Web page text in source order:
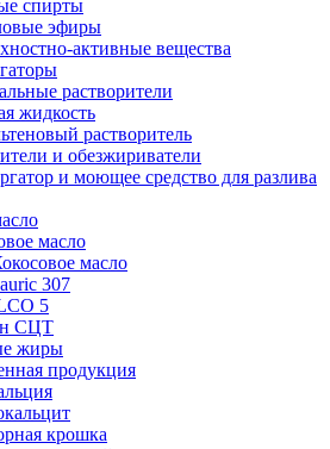
спирты
эфиры
активные вещества
растворители
жидкость
растворитель
и обезжириватели
и моющее средство для разлива
масло
масло
307
5
СЦТ
жиры
продукция
крошка